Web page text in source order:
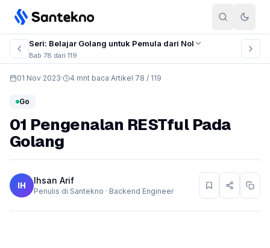
Skip to content
Seri: Belajar Golang untuk Pemula dari Nol
Bab 78 dari 119
01 Nov 2023· 4 mnt baca·Artikel 78 / 119
Go
01 Pengenalan RESTful Pada
Golang
IH Ihsan Arif
Penulis di Santekno · Backend Engineer